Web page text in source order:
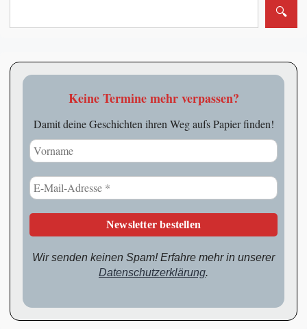
Keine Termine mehr verpassen?
Damit deine Geschichten ihren Weg aufs Papier finden!
Wir senden keinen Spam! Erfahre mehr in unserer
Datenschutzerklärung.